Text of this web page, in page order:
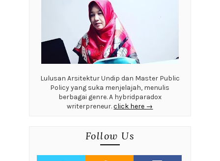
Lulusan Arsitektur Undip dan Master Public
Policy yang suka menjelajah, menulis
berbagai genre. A hybridparadox
writerpreneur.click here →
Follow Us